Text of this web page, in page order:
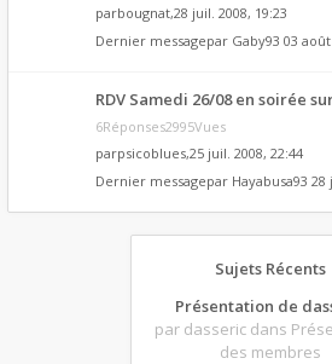
parbougnat,28 juil. 2008, 19:23
Dernier messagepar Gaby93 03
RDV Samedi 26/08 en soirée
6Réponses2995Vues
parpsicoblues,25 juil. 2008, 22:44
Dernier messagepar Hayabusa93 28
Sujets Récents
Présentation de
par dasseric dans
des membres